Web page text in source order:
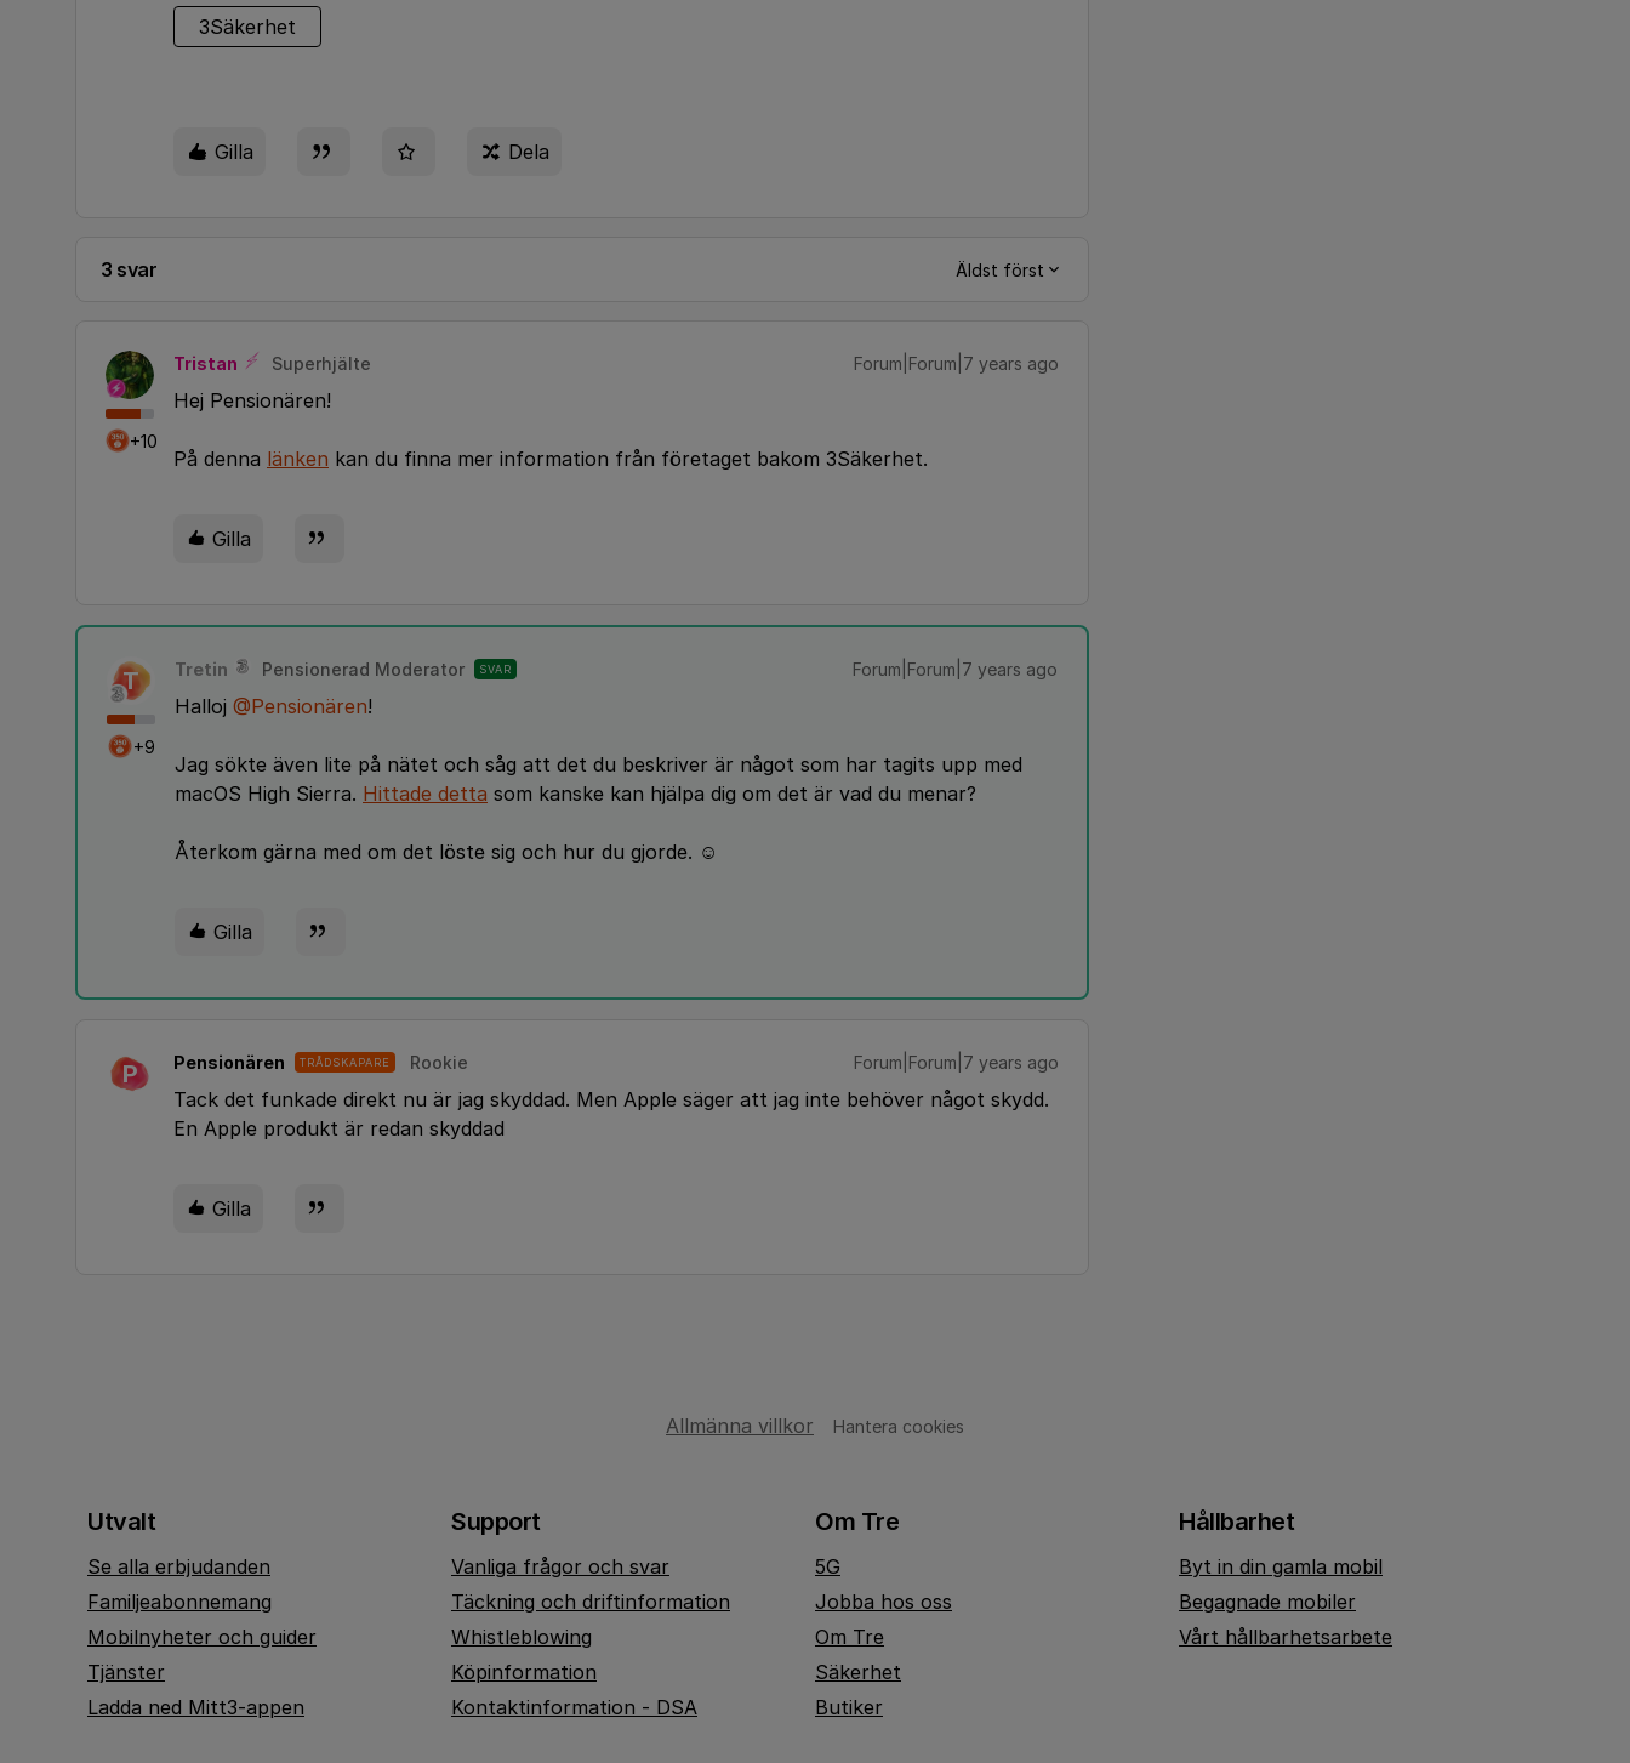
3Säkerhet
Gilla Dela
3 svar Äldst först
+10
Tristan Superhjälte Forum|Forum|7 years ago
Hej Pensionären!
På denna länken kan du finna mer information från företaget bakom 3Säkerhet.
Gilla
T
+9
Tretin Pensionerad Moderator SVAR Forum|Forum|7 years ago
Halloj @Pensionären!
Jag sökte även lite på nätet och såg att det du beskriver är något som har tagits upp med
macOS High Sierra. Hittade detta som kanske kan hjälpa dig om det är vad du menar?
Återkom gärna med om det löste sig och hur du gjorde. ☺️
Gilla
P Pensionären TRÅDSKAPARE Rookie Forum|Forum|7 years ago
Tack det funkade direkt nu är jag skyddad. Men Apple säger att jag inte behöver något skydd.
En Apple produkt är redan skyddad
Gilla
Allmänna villkor Hantera cookies
Utvalt
Se alla erbjudanden
Familjeabonnemang
Mobilnyheter och guider
Tjänster
Ladda ned Mitt3-appen
Support
Vanliga frågor och svar
Täckning och driftinformation
Whistleblowing
Köpinformation
Kontaktinformation - DSA
Om Tre
5G
Jobba hos oss
Om Tre
Säkerhet
Butiker
Hållbarhet
Byt in din gamla mobil
Begagnade mobiler
Vårt hållbarhetsarbete